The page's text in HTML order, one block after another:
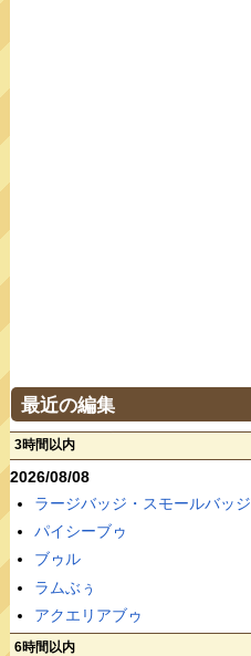
最近の編集
3時間以内
2026/08/08
ラージバッジ・スモールバッジ
パイシーブゥ
ブゥル
ラムぶぅ
アクエリアブゥ
6時間以内